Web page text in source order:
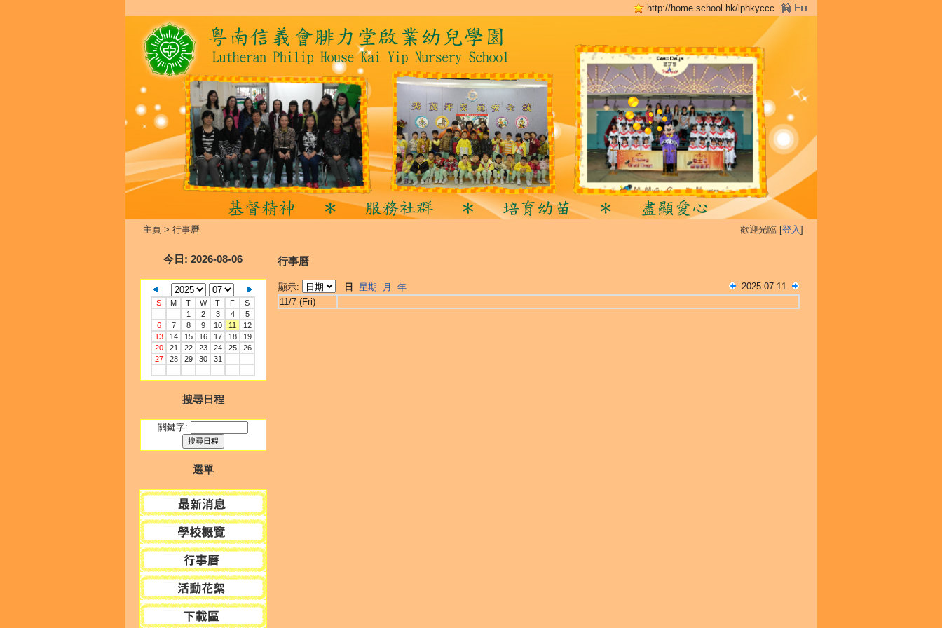
http://home.school.hk/lphkyccc
主頁> 行事曆 歡迎光臨 [登入]
今日 : 2026-08-06
S M T W T F
S
1
2 3 4
5
6
7 8 9 10 11
12
13
14 15 16 17 18
19
20
21 22 23 24 25
26
27
28 29 30 31
搜尋日程
關鍵字:
選單
行事曆
顯示: 日 星期 月 年
2025-07-11
11/7 (Fri)